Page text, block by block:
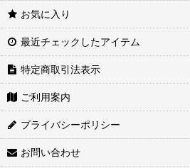
お気に入り
最近チェックしたアイテム
特定商取引法表示
ご利用案内
プライバシーポリシー
お問い合わせ